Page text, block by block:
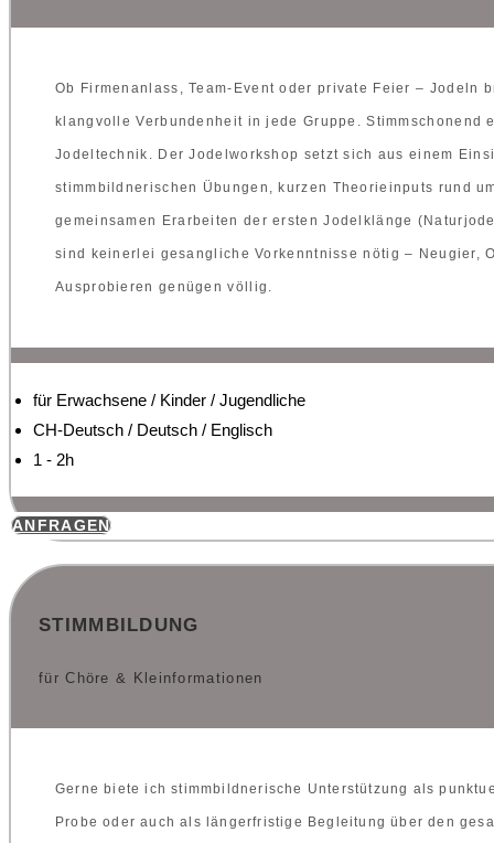
Ob Firmenanlass, Team-Event oder private Feier – Jodeln
klangvolle Verbundenheit in jede Gruppe. Stimmschonend
Jodeltechnik. Der Jodelworkshop setzt sich aus einem
stimmbildnerischen Übungen, kurzen Theorieinputs rund
gemeinsamen Erarbeiten der ersten Jodelklänge
sind keinerlei gesangliche Vorkenntnisse nötig – Neugier,
Ausprobieren genügen völlig.
für Erwachsene / Kinder / Jugendliche
CH-Deutsch / Deutsch / Englisch
1 - 2h
ANFRAGEN
STIMMBILDUNG
für Chöre & Kleinformationen
Gerne biete ich stimmbildnerische Unterstützung als
Probe oder auch als längerfristige Begleitung über den